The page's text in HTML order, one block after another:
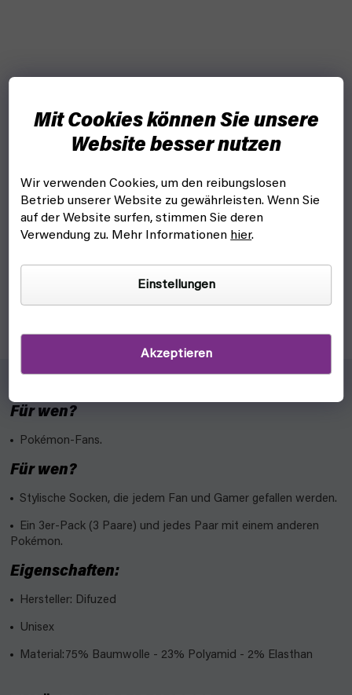
Mit Cookies können Sie unsere
Website besser nutzen
Wir verwenden Cookies, um den reibungslosen
Betrieb unserer Website zu gewährleisten. Wenn Sie
auf der Website surfen, stimmen Sie deren
Verwendung zu. Mehr Informationen hier.
Einstellungen
Akzeptieren
Pokémon Snapback Jigglypuff - Mütze (Difuzed)
auf lager, versandfertig
Stylische Plüsch-Snapback-Mütze für alle Pokémon-Fans und
besonders für Jigglypuff.
Für wen?
Pokémon-Fans.
Für wen?
Stylische Socken, die jedem Fan und Gamer gefallen werden.
Ein 3er-Pack (3 Paare) und jedes Paar mit einem anderen
Pokémon.
Eigenschaften:
Hersteller: Difuzed
Unisex
Material:75% Baumwolle - 23% Polyamid - 2% Elasthan